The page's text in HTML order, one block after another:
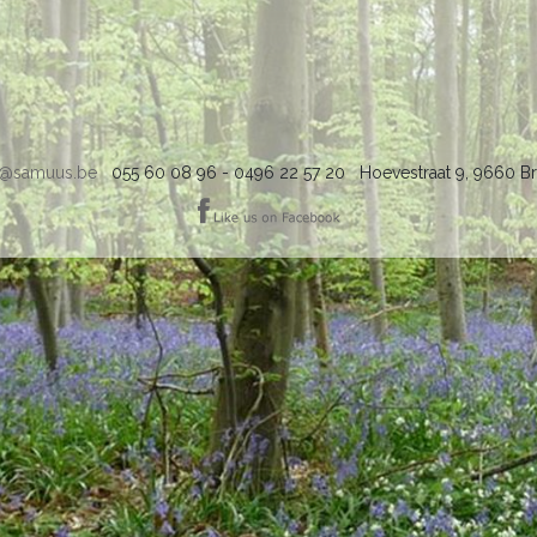
055 60 08 96 - 0496 22 57 20 Hoevestraat 9, 9660